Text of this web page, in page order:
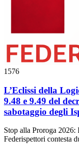
1576
L’Eclissi della Logica: Analisi degli emendamenti
9.48 e 9.49 del
sabotaggio degli
Stop alla Proroga 2026:
Federispettori contesta